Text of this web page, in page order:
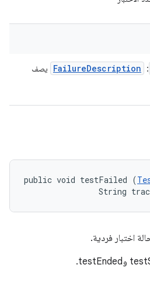
:
FailureDescription
يصف
public void testFailed (
String
اختبار فردية.